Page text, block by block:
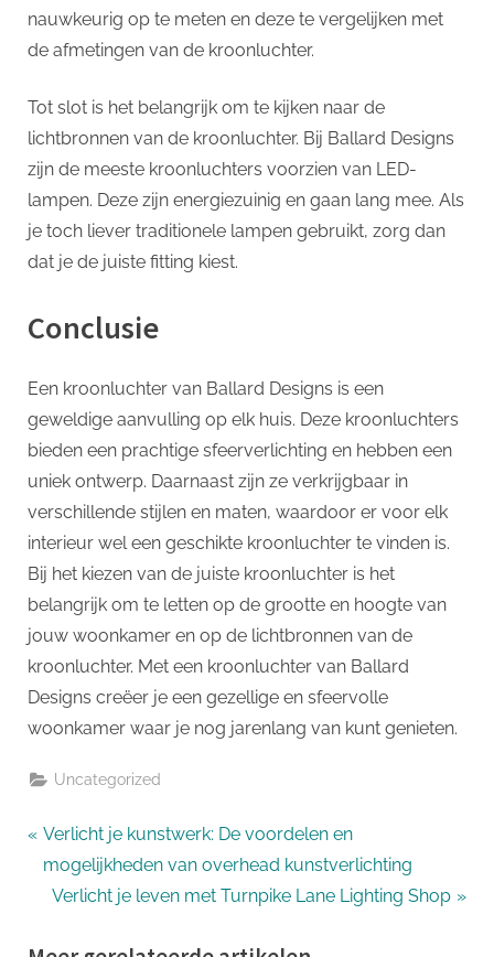
nauwkeurig op te meten en deze te vergelijken met
de afmetingen van de kroonluchter.
Tot slot is het belangrijk om te kijken naar de
lichtbronnen van de kroonluchter. Bij Ballard Designs
zijn de meeste kroonluchters voorzien van LED-
lampen. Deze zijn energiezuinig en gaan lang mee. Als
je toch liever traditionele lampen gebruikt, zorg dan
dat je de juiste fitting kiest.
Conclusie
Een kroonluchter van Ballard Designs is een
geweldige aanvulling op elk huis. Deze kroonluchters
bieden een prachtige sfeerverlichting en hebben een
uniek ontwerp. Daarnaast zijn ze verkrijgbaar in
verschillende stijlen en maten, waardoor er voor elk
interieur wel een geschikte kroonluchter te vinden is.
Bij het kiezen van de juiste kroonluchter is het
belangrijk om te letten op de grootte en hoogte van
jouw woonkamer en op de lichtbronnen van de
kroonluchter. Met een kroonluchter van Ballard
Designs creëer je een gezellige en sfeervolle
woonkamer waar je nog jarenlang van kunt genieten.
Uncategorized
Bericht
navigatie
P
r
Verlicht je kunstwerk: De voordelen en
mogelijkheden van overhead kunstverlichting
N
Verlicht je leven met Turnpike Lane Lighting Shop